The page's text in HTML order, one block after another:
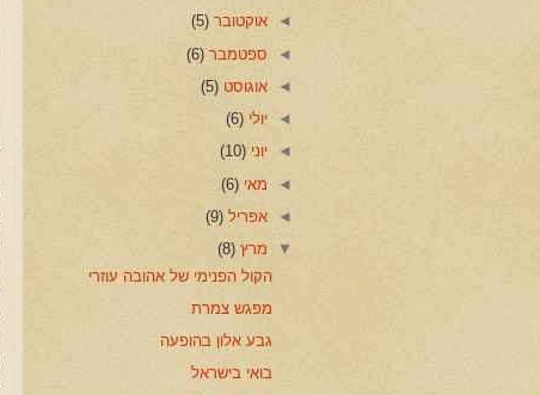
◄אוקטובר(5)
◄ ספטמבר(6)
◄אוגוסט(5)
◄יולי(6)
◄יוני(10)
◄ מאי(6)
◄אפריל(9)
▼ מרץ(8)
הקול הפנימי של אהובה עוזרי
מפגש צמרת
גבע אלון בהופעה
בואי בישראל